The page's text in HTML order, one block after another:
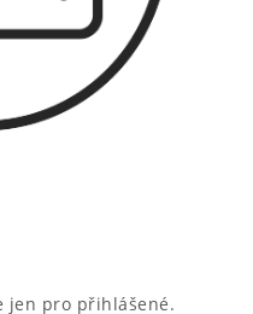
jen pro přihlášené.